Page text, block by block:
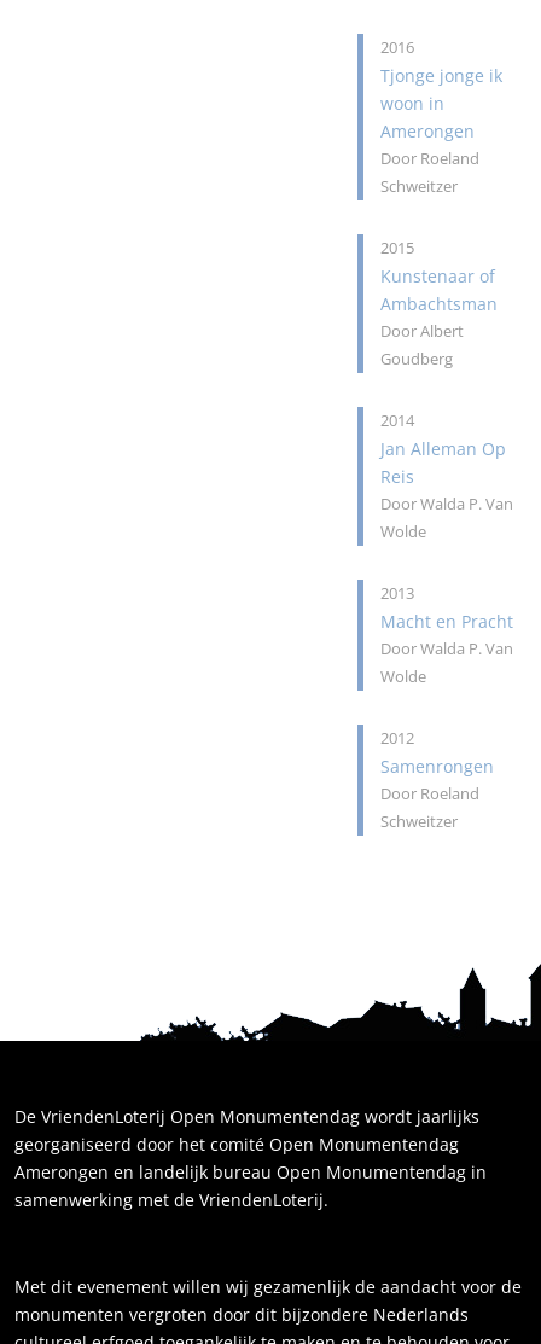
2016
Tjonge jonge ik
woon in
Amerongen
Door Roeland
Schweitzer
2015
Kunstenaar of
Ambachtsman
Door Albert
Goudberg
2014
Jan Alleman Op
Reis
Door Walda P. Van
Wolde
2013
Macht en Pracht
Door Walda P. Van
Wolde
2012
Samenrongen
Door Roeland
Schweitzer
De VriendenLoterij Open Monumentendag wordt jaarlijks
georganiseerd door het comité Open Monumentendag
Amerongen en landelijk bureau Open Monumentendag in
samenwerking met de VriendenLoterij.
Met dit evenement willen wij gezamenlijk de aandacht voor de
monumenten vergroten door dit bijzondere Nederlands